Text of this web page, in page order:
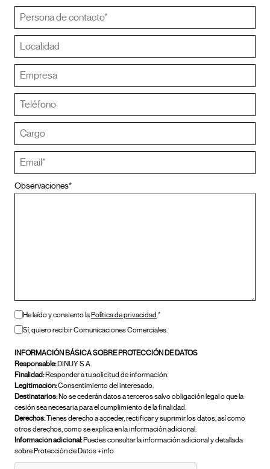
Observaciones*
He leído y consiento laPolítica de privacidad .*
Sí, quiero recibir Comunicaciones Comerciales.
INFORMACIÓN BÁSICA SOBRE PROTECCIÓN DE DATOS
Responsable:DINUY S.A.
Finalidad:Responder a tu solicitud de información.
Legitimación:Consentimiento del interesado.
Destinatarios:No se cederán datos a terceros salvo obligación legal o que la
cesión sea necesaria para el cumplimiento de la finalidad.
Derechos:Tienes derecho a acceder, rectificar y suprimir los datos, así como
otros derechos, como se explica en la información adicional.
Información adicional:Puedes consultar la información adicional y detallada
sobre Protección de Datos +info